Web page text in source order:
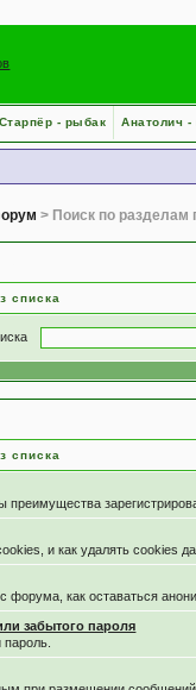
Старпёр - рыбак Анатолич -
> Поиск по разделам
списка
списка
преимущества
и как удалять cookies
форума, как оставаться
забытого пароля